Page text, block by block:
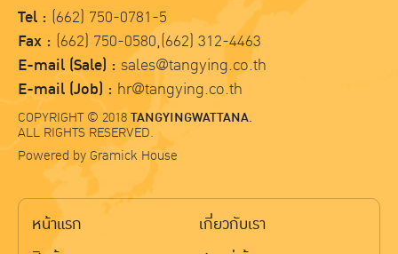
Tel : (662) 750-0781-5
Fax : (662) 750-0580,(662) 312-4463
E-mail (Sale) : sales@tangying.co.th
E-mail (Job) : hr@tangying.co.th
COPYRIGHT © 2018TANGYINGWATTANA.
ALL RIGHTS RESERVED.
Powered byGramick House
หน้าแรก
เกี่ยวกับเรา